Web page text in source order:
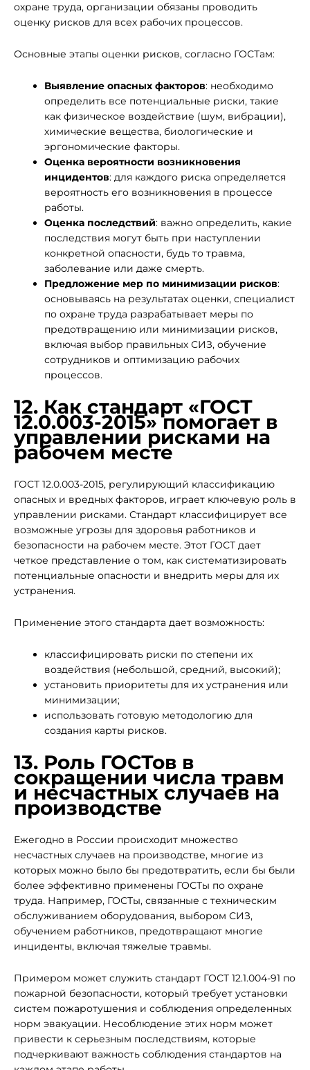
охране труда, организации обязаны проводить
оценку рисков для всех рабочих процессов.
Основные этапы оценки рисков, согласно ГОСТам:
Выявление опасных факторов: необходимо
определить все потенциальные риски, такие
как физическое воздействие (шум, вибрации),
химические вещества, биологические и
эргономические факторы.
Оценка вероятности возникновения
инцидентов: для каждого риска определяется
вероятность его возникновения в процессе
работы.
Оценка последствий: важно определить, какие
последствия могут быть при наступлении
конкретной опасности, будь то травма,
заболевание или даже смерть.
Предложение мер по минимизации рисков:
основываясь на результатах оценки, специалист
по охране труда разрабатывает меры по
предотвращению или минимизации рисков,
включая выбор правильных СИЗ, обучение
сотрудников и оптимизацию рабочих
процессов.
12. Как стандарт «ГОСТ
12.0.003-2015» помогает в
управлении рисками на
рабочем месте
ГОСТ 12.0.003-2015, регулирующий классификацию
опасных и вредных факторов, играет ключевую роль в
управлении рисками. Стандарт классифицирует все
возможные угрозы для здоровья работников и
безопасности на рабочем месте. Этот ГОСТ дает
четкое представление о том, как систематизировать
потенциальные опасности и внедрить меры для их
устранения.
Применение этого стандарта дает возможность:
классифицировать риски по степени их
воздействия (небольшой, средний, высокий);
установить приоритеты для их устранения или
минимизации;
использовать готовую методологию для
создания карты рисков.
13. Роль ГОСТов в
сокращении числа травм
и несчастных случаев на
производстве
Ежегодно в России происходит множество
несчастных случаев на производстве, многие из
которых можно было бы предотвратить, если бы были
более эффективно применены ГОСТы по охране
труда. Например, ГОСТы, связанные с техническим
обслуживанием оборудования, выбором СИЗ,
обучением работников, предотвращают многие
инциденты, включая тяжелые травмы.
Примером может служить стандарт ГОСТ 12.1.004-91 по
пожарной безопасности, который требует установки
систем пожаротушения и соблюдения определенных
норм эвакуации. Несоблюдение этих норм может
привести к серьезным последствиям, которые
подчеркивают важность соблюдения стандартов на